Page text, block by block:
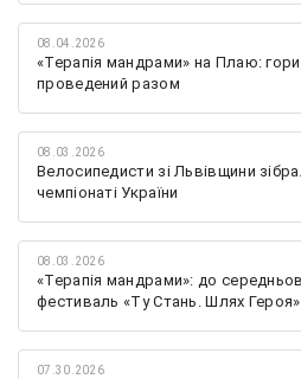
08.04.2026
«Терапія мандрами» на Плаю:
проведений разом
08.03.2026
Велосипедисти зі Львівщини
чемпіонаті України
08.03.2026
«Терапія мандрами»: до
фестиваль «Ту Стань. Шлях Героя»
07.30.2026